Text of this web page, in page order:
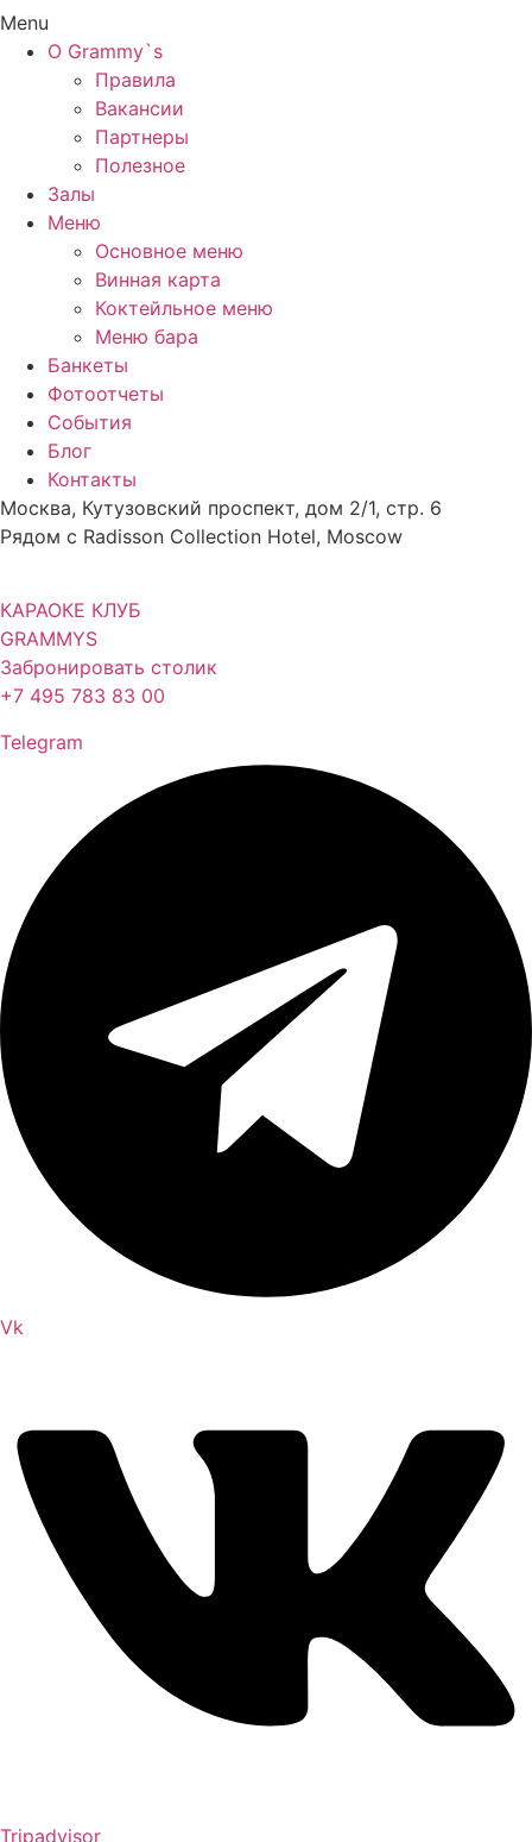
Menu
О Grammy`s
Правила
Вакансии
Партнеры
Полезное
Залы
Меню
Основное меню
Винная карта
Коктейльное меню
Меню бара
Банкеты
Фотоотчеты
События
Блог
Контакты
Москва, Кутузовский проспект, дом 2/1, стр. 6
Рядом с Radisson Collection Hotel, Moscow
КАРАОКЕ КЛУБ
GRAMMYS
Забронировать столик
+7 495 783 83 00
Telegram
Vk
Tripadvisor